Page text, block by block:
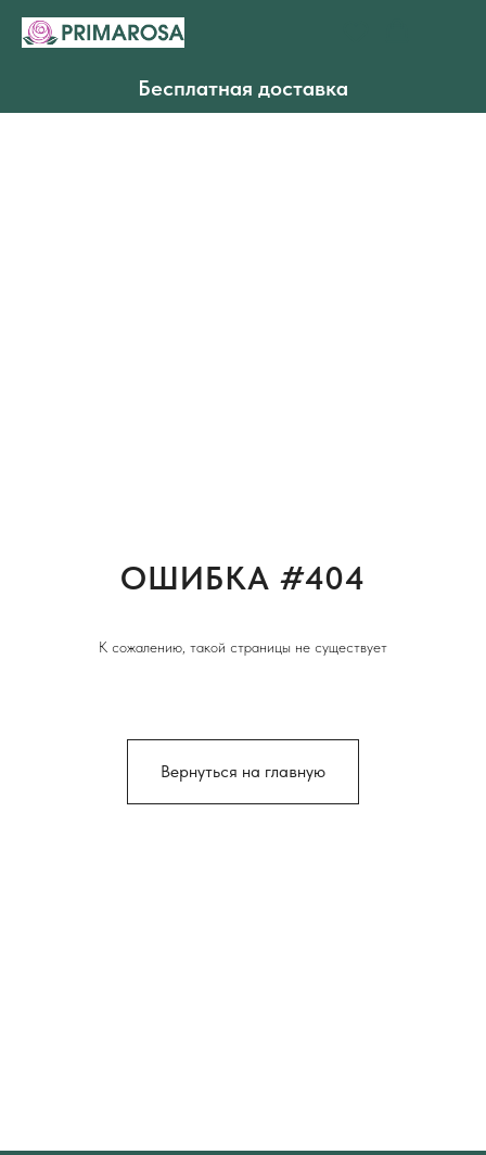
Бесплатная доставка
ОШИБКА #404
К сожалению, такой страницы не существует
Вернуться на главную